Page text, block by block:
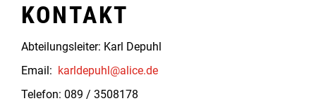
KONTAKT
Abteilungsleiter: Karl Depuhl
Email: karldepuhl@alice.de
Telefon: 089 / 3508178